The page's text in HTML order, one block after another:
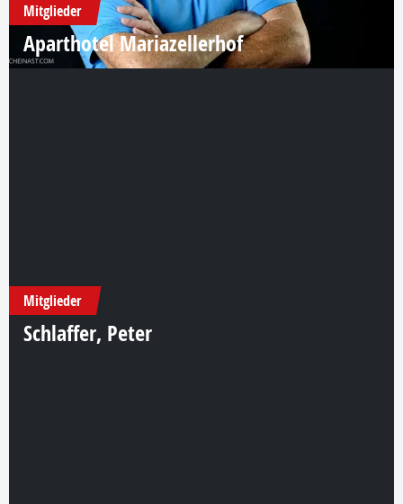
Mitglieder
Aparthotel Mariazellerhof
Mitglieder
Schlaffer, Peter